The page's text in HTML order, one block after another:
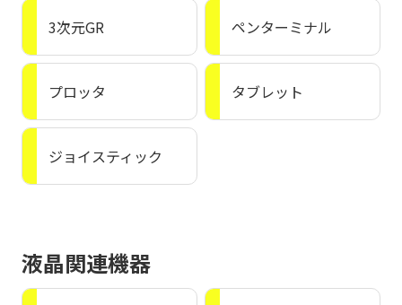
3次元GR ペンターミナル
プロッタ タブレット
ジョイスティック
液晶関連機器